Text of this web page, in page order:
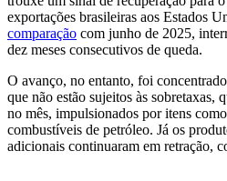
exportações brasileiras aos Estados
comparação com junho de 2025,
dez meses consecutivos de queda.
O avanço, no entanto, foi
que não estão sujeitos às sobretaxas,
no mês, impulsionados por itens
combustíveis de petróleo. Já os
adicionais continuaram em retração,